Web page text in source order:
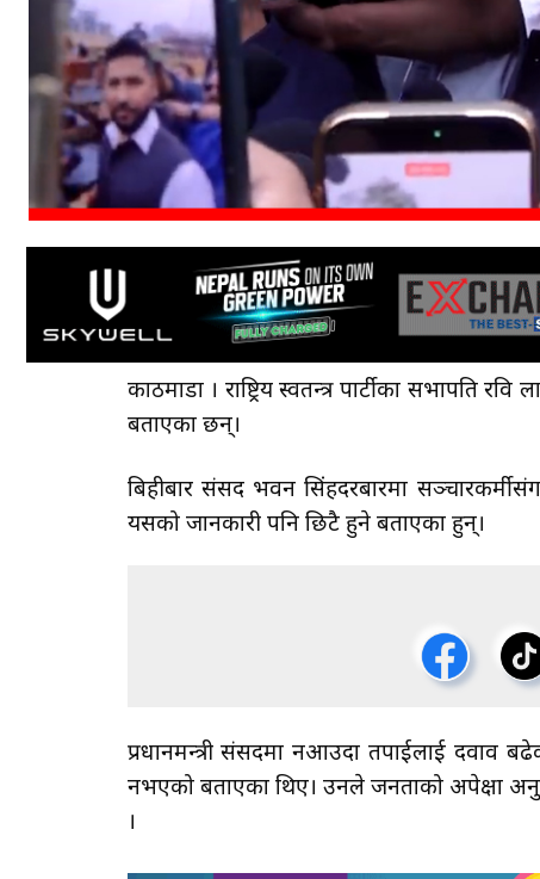
काठमाडौँ । राष्ट्रिय स्वतन्त्र पार्टीका सभापति
बताएका छन्।
बिहीबार संसद भवन सिंहदरबारमा
यसको जानकारी पनि छिटै हुने बताएका हुन्।
प्रधानमन्त्री संसदमा नआउदा तपाईलाई दवाव
नभएको बताएका थिए। उनले जनताको अपेक्षा
।